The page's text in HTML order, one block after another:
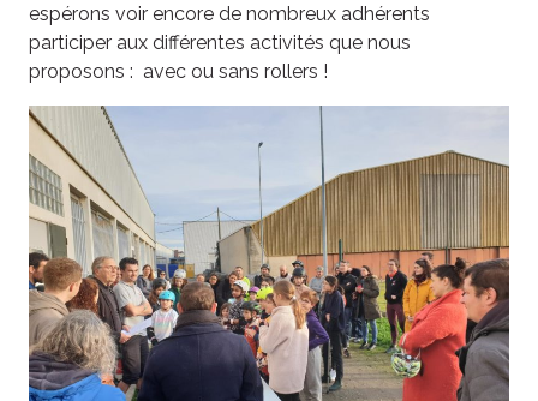
espérons voir encore de nombreux adhérents
participer aux différentes activités que nous
proposons : avec ou sans rollers !